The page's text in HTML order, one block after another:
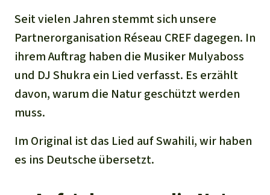
Landraub
Wilderei
Staudämme
Zement und Beton
Seit vielen Jahren stemmt sich unsere
Partnerorganisation Réseau CREF dagegen. In
ihrem Auftrag haben die Musiker Mulyaboss
und DJ Shukra ein Lied verfasst. Es erzählt
davon, warum die Natur geschützt werden
muss.
Im Original ist das Lied auf Swahili, wir haben
es ins Deutsche übersetzt.